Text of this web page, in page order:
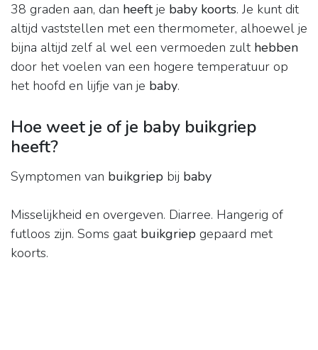
38 graden aan, dan heeftje baby koorts. Je kunt dit
altijd vaststellen met een thermometer, alhoewel je
bijna altijd zelf al wel een vermoeden zult hebben
door het voelen van een hogere temperatuur op
het hoofd en lijfje van je baby.
Hoe weet je of je baby buikgriep
heeft?
Symptomen van buikgriep bij baby
Misselijkheid en overgeven. Diarree. Hangerig of
futloos zijn. Soms gaat buikgriep gepaard met
koorts.